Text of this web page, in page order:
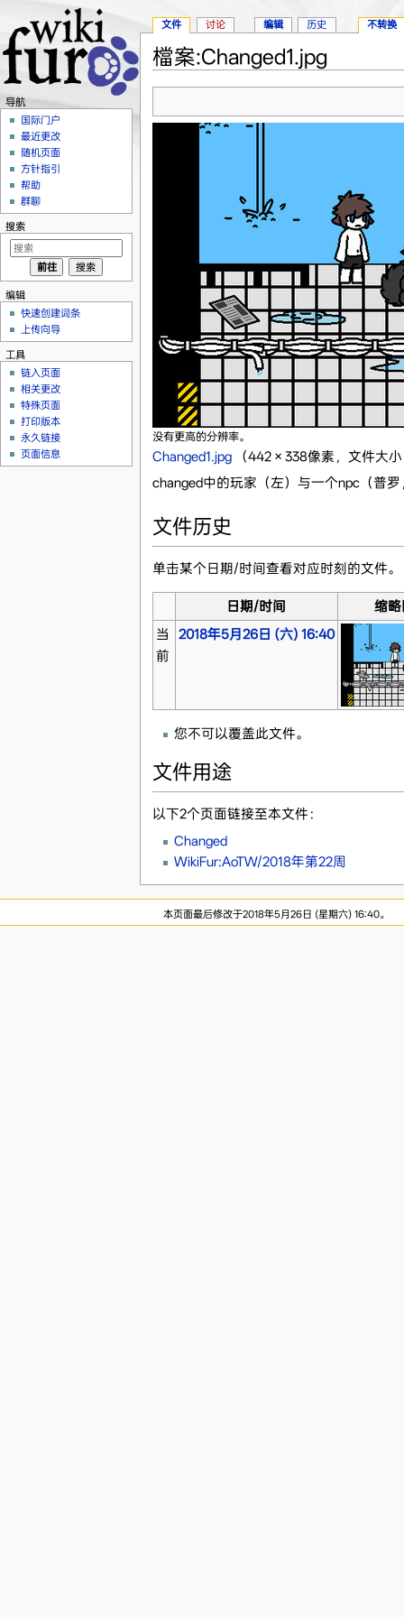
檔案:Changed1.jpg
没有更高的分辨率。
Changed1.jpg‎
（442 × 338像素，文件大
changed中的玩家（左）与一个npc（普
文件历史
单击某个日期/时间查看对应时刻的文件。
日期/时间
缩
当
前
2018年5月26日 (六) 16:40
您不可以覆盖此文件。
文件用途
以下2个页面链接至本文件：
Changed
WikiFur:AoTW/2018年第22周
文件 讨论 编辑 历史 不转换
导航
国际门户
最近更改
随机页面
方针指引
帮助
群聊
搜索
编辑
快速创建词条
上传向导
工具
链入页面
相关更改
特殊页面
打印版本
永久链接
页面信息
本页面最后修改于2018年5月26日 (星期六) 16:40。